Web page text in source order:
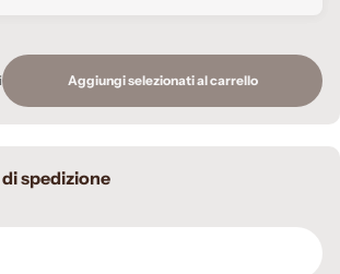
Aggiungi selezionati al carrello
spedizione